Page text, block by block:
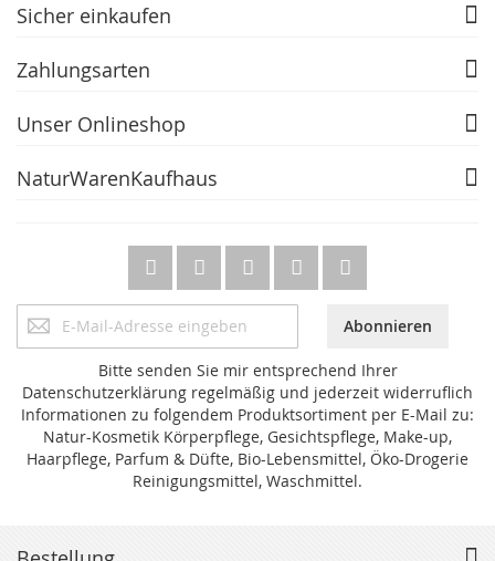
Sicher einkaufen
Zahlungsarten
Unser Onlineshop
NaturWarenKaufhaus
Anmeldung
zum
Abonnieren
Bitte senden Sie mir entsprechend Ihrer
Datenschutzerklärung regelmäßig und jederzeit widerruflich
Informationen zu folgendem Produktsortiment per E-Mail zu:
Natur-Kosmetik Körperpflege, Gesichtspflege, Make-up,
Haarpflege, Parfum & Düfte, Bio-Lebensmittel, Öko-Drogerie
Reinigungsmittel, Waschmittel.